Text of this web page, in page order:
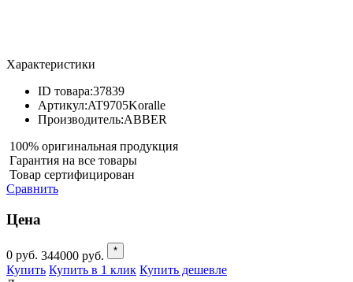
Характеристики
ID товара:37839
Артикул:AT9705Koralle
Производитель:ABBER
100% оригинальная продукция
Гарантия на все товары
Товар сертифицирован
Сравнить
Цена
0 руб. 344000 руб. *
Купить Купить в 1 клик Купить дешевле